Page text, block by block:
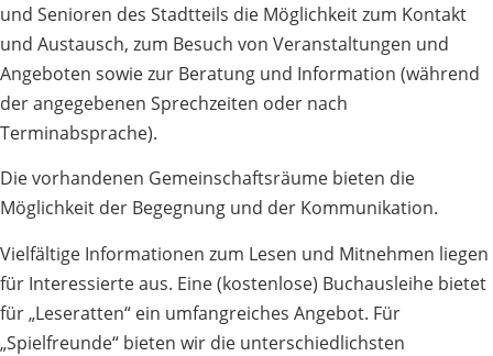
und Senioren des Stadtteils die Möglichkeit zum Kontakt
und Austausch, zum Besuch von Veranstaltungen und
Angeboten sowie zur Beratung und Information (während
der angegebenen Sprechzeiten oder nach
Terminabsprache).
Die vorhandenen Gemeinschaftsräume bieten die
Möglichkeit der Begegnung und der Kommunikation.
Vielfältige Informationen zum Lesen und Mitnehmen liegen
für Interessierte aus. Eine (kostenlose) Buchausleihe bietet
für „Leseratten“ ein umfangreiches Angebot. Für
„Spielfreunde“ bieten wir die unterschiedlichsten